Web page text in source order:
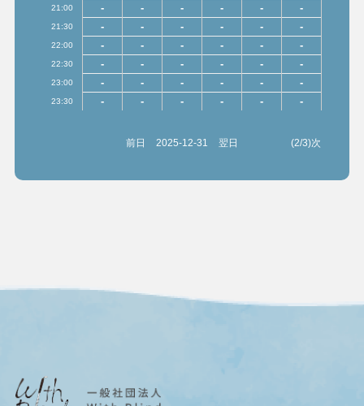
21:00 - - - - - -
21:30 - - - - - -
22:00 - - - - - -
22:30 - - - - - -
23:00 - - - - - -
23:30 - - - - - -
前日 2025-12-31 翌日 (2/3)次